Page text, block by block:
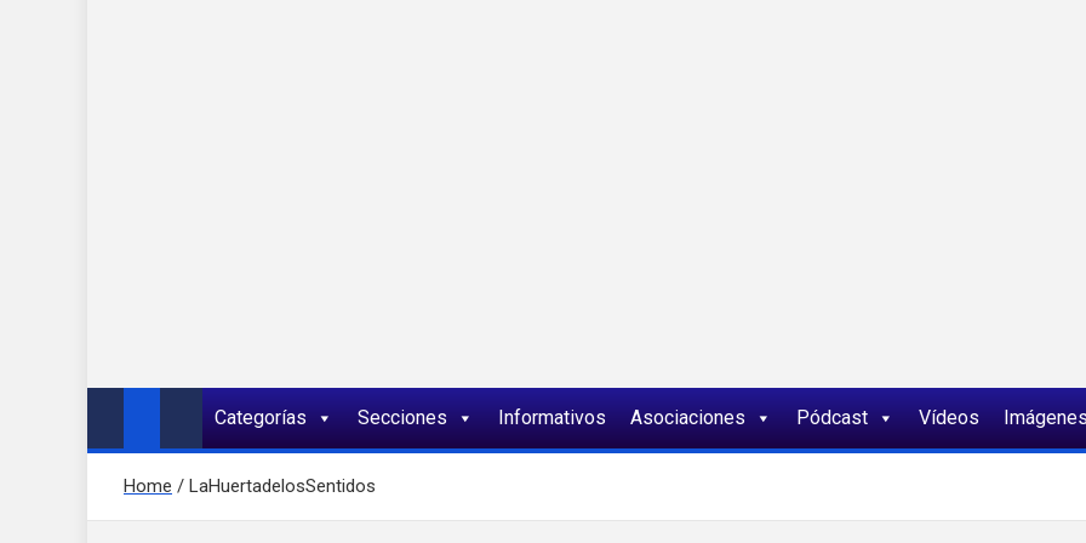
Categorías Secciones Informativos Asociaciones Pódcast Vídeos
Home LaHuertadelosSentidos